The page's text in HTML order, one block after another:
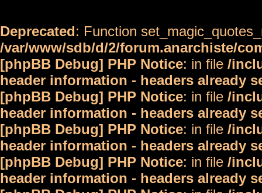
Deprecated: Function
/var/www/sdb/d/2/forum.anarchiste/
[phpBB Debug] PHP Notice: in file /
header information - headers already
[phpBB Debug] PHP Notice: in file /
header information - headers already
[phpBB Debug] PHP Notice: in file /
header information - headers already
[phpBB Debug] PHP Notice: in file /
header information - headers already